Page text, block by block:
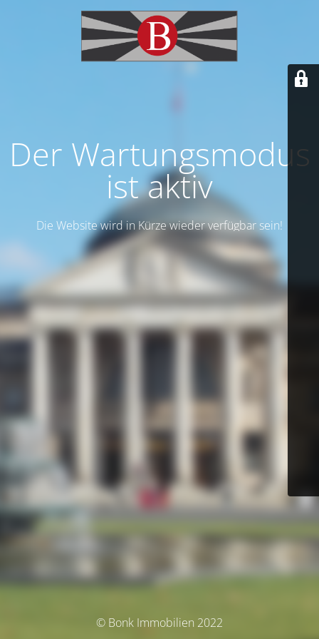
Der Wartungsmodus
ist aktiv
Die Website wird in Kürze wieder verfügbar sein!
© Bonk Immobilien 2022